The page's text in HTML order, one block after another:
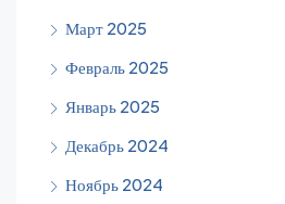
Март 2025
Февраль 2025
Январь 2025
Декабрь 2024
Ноябрь 2024